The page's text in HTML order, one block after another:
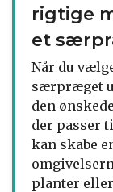
rigtige
et
Når du
særpræget
den
der passer
kan skabe
planter